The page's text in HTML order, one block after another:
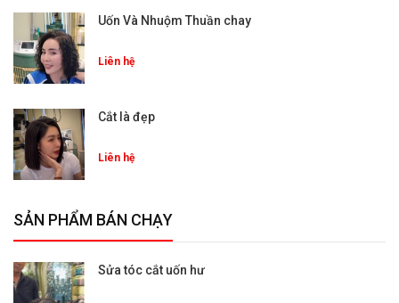
Uốn Và Nhuộm Thuần chay
Liên hệ
Cắt là đẹp
Liên hệ
SẢN PHẨM BÁN CHẠY
Sửa tóc cắt uốn hư